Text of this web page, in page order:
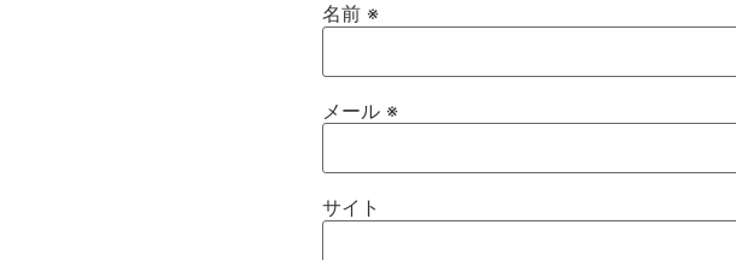
名前 ※
メール ※
サイト